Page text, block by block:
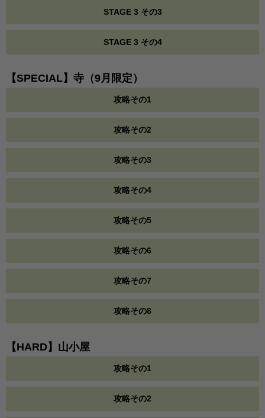
STAGE 3 その3
STAGE 3 その4
【SPECIAL】寺（9月限定）
攻略その1
攻略その2
攻略その3
攻略その4
攻略その5
攻略その6
攻略その7
攻略その8
【HARD】山小屋
攻略その1
攻略その2